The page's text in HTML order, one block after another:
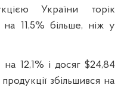
України торік
11,5% більше, ніж у
на 12,1% і досяг $24,84
збільшився на